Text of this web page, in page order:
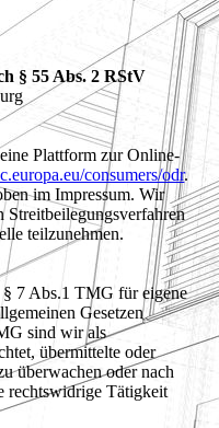
§ 55 Abs. 2 RStV
Plattform zur Online-
consumers/odr.
im Impressum. Wir
Streitbeilegungsverfahren
teilzunehmen.
7 Abs.1 TMG für eigene
Gesetzen
sind wir als
übermittelte oder
überwachen oder nach
rechtswidrige Tätigkeit